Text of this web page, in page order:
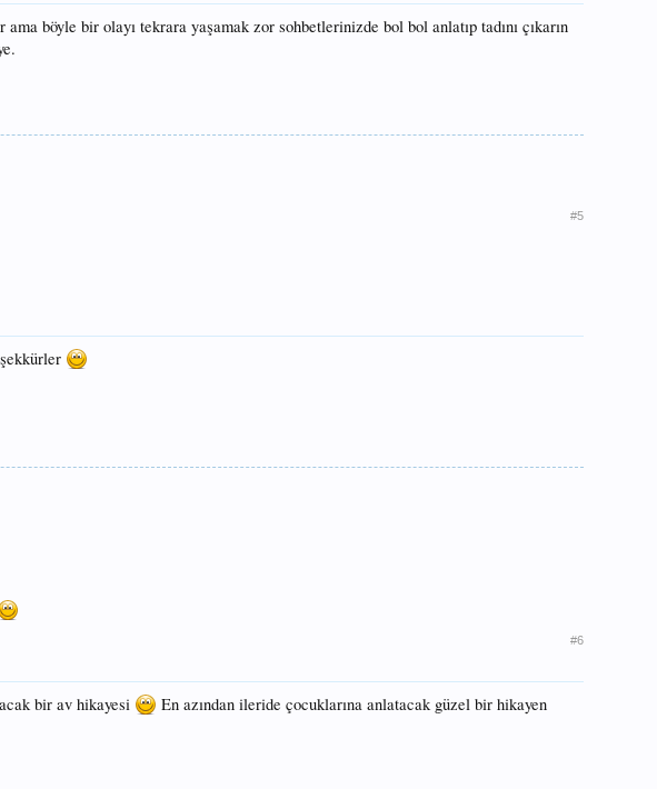
böyle bir olayı tekrara yaşamak zor sohbetlerinizde bol bol anlatıp tadını çıkarın
#5
#6
bir av hikayesi
En azından ileride çocuklarına anlatacak güzel bir hikayen